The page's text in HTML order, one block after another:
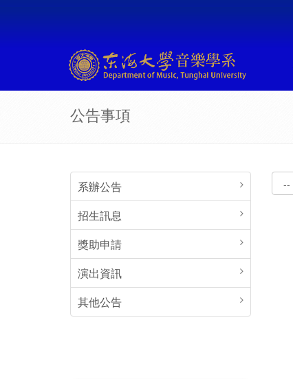
公告事項
系辦公告
招生訊息
獎助申請
演出資訊
其他公告